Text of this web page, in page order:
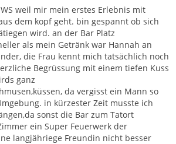
weil mir mein erstes Erlebnis mit
dem kopf geht. bin gespannt ob sich
wird. an der Bar Platz
als mein Getränk war Hannah an
die Frau kennt mich tatsächlich noch
Begrüssung mit einem tiefen Kuss
ganz
da vergisst ein Mann so
in kürzester Zeit musste ich
sonst die Bar zum Tatort
ein Super Feuerwerk der
langjähriege Freundin nicht besser
Zitieren